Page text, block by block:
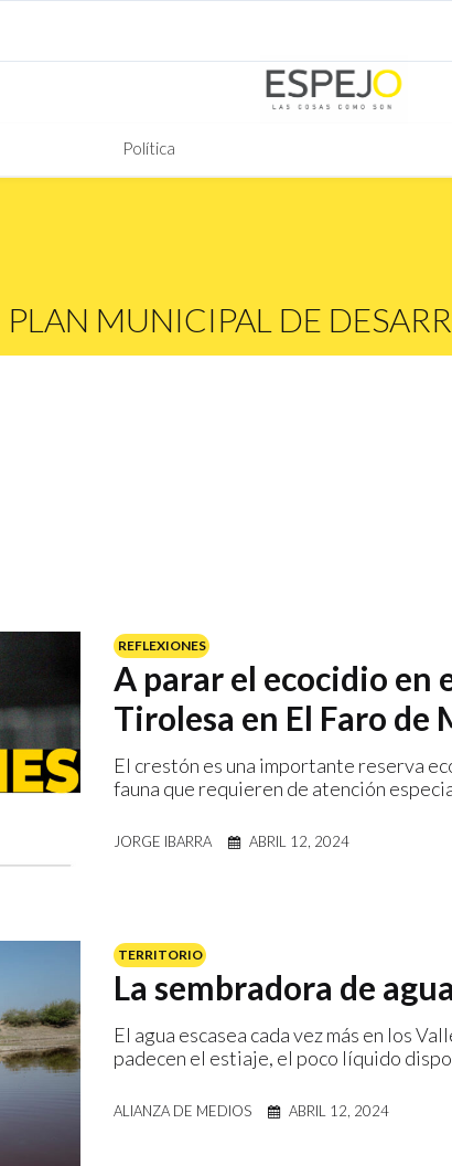
Política
PLAN MUNICIPAL DE
REFLEXIONES
A parar el ecocidio en
Tirolesa en El Faro de
El crestón es una importante reserva
fauna que requieren de atención
JORGE IBARRA ABRIL 12, 2024
TERRITORIO
La sembradora de agua
El agua escasea cada vez más en los
padecen el estiaje, el poco líquido
ALIANZA DE MEDIOS ABRIL 12, 2024